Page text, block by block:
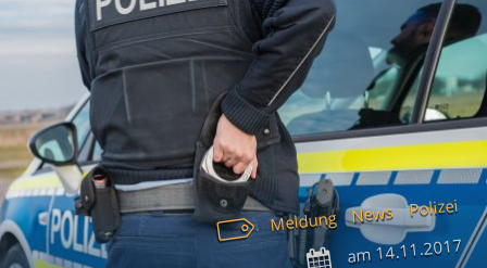
Meldung News Polizei
am14.11.2017